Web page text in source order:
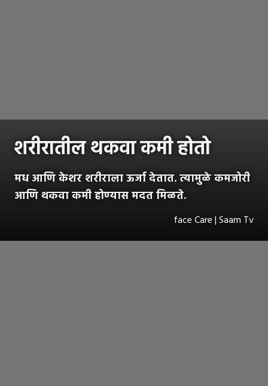
शरीरातील थकवा कमी होतो
मध आणि केशर शरीराला ऊर्जा देतात. त्यामुळे कमजोरी
आणि थकवा कमी होण्यास मदत मिळते.
face Care | Saam Tv